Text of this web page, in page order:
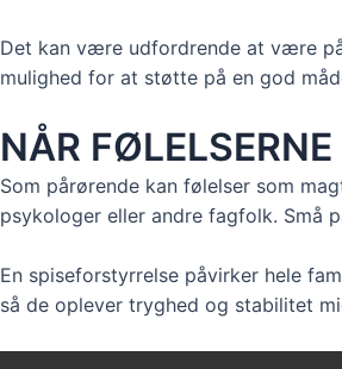
Det kan være udfordrende at være
mulighed for at støtte på en god
NÅR FØLELSERNE
Som pårørende kan følelser som
psykologer eller andre fagfolk. Små
En spiseforstyrrelse påvirker hele
så de oplever tryghed og stabilitet